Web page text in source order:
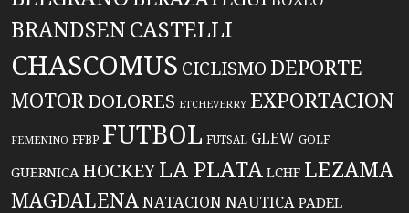
BRANDSENCASTELLI
CHASCOMUS CICLISMO DEPORTE
MOTORDOLORES ETCHEVERRY EXPORTACION
FEMENINO FFBP FUTBOL FUTSAL GLEW GOLF
GUERNICA HOCKEYLA PLATA LCHF LEZAMA
MAGDALENANATACIONNAUTICA PADEL